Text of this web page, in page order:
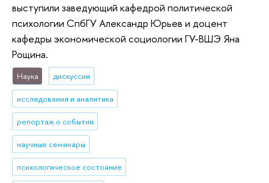
выступили заведующий кафедрой политической
психологии СпбГУ Александр Юрьев и доцент
кафедры экономической социологии ГУ-ВШЭ Яна
Рощина.
Наука дискуссии
исследования и аналитика
репортаж о событии
научные семинары
психологическое состояние